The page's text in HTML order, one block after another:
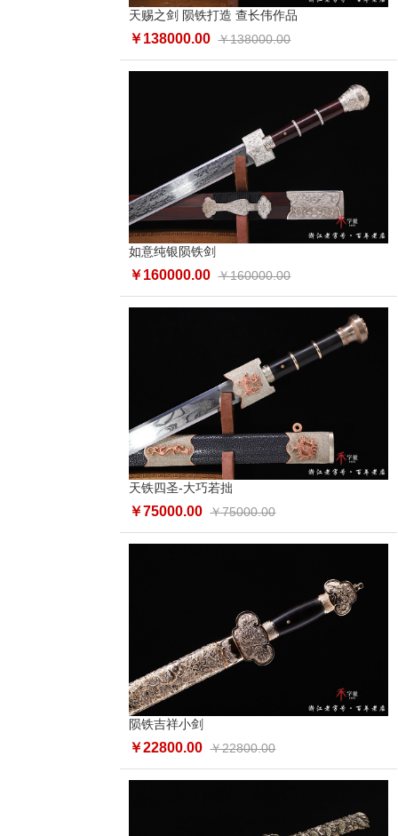
天赐之剑 陨铁打造 查长伟作品
￥138000.00 ￥138000.00
如意纯银陨铁剑
￥160000.00 ￥160000.00
天铁四圣-大巧若拙
￥75000.00 ￥75000.00
陨铁吉祥小剑
￥22800.00 ￥22800.00